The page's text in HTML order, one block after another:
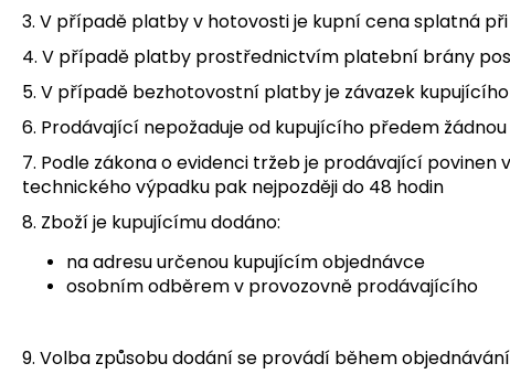
3. V případě platby v hotovosti je kupní cena splatná
4. V případě platby prostřednictvím platební brány
5. V případě bezhotovostní platby je závazek
6. Prodávající nepožaduje od kupujícího předem
7. Podle zákona o evidenci tržeb je prodávající
technického výpadku pak nejpozději do 48 hodin
8. Zboží je kupujícímu dodáno:
na adresu určenou kupujícím objednávce
osobním odběrem v provozovně prodávajícího
9. Volba způsobu dodání se provádí během